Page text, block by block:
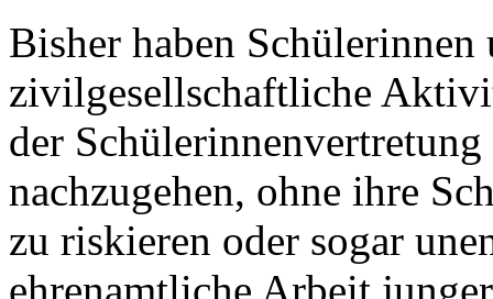
Bisher haben
zivilgesellschaftliche
der
nachzugehen, ohne ihre
zu riskieren oder sogar